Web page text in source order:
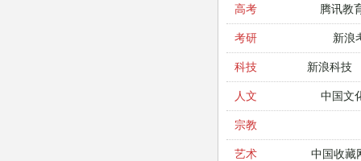
高考 腾讯教
考研 新浪
科技 新浪科技
人文 中国文
宗教
艺术 中国收藏